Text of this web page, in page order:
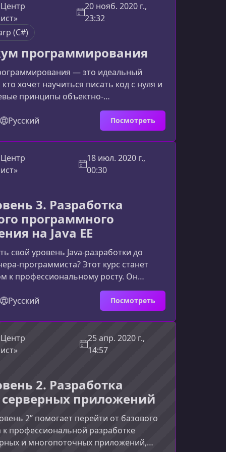
распределенный
который применяется в
архитектуре, система
20 нояб. 2020 г.,
23:32
(C#)
программирования
— это идеальный
кто хочет научиться писать код с нуля и
принципы объектно-
программирования (ООП) на Java
быстро освоить базовые
логику программ и первые шаги к
приложений.Особенности
ориентирована на новичков и
раскрывает необходимые знания
изучения Java и C#. Все темы с
Русский Посмотреть
18 июл. 2020 г.,
00:30
3. Разработка
программного
на Java EE
свой уровень Java-разработки до
программиста? Этот курс станет
к профессиональному росту. Он
на практику, современные
реальные серверные технологии Java
в проектах среднего и
уровня. Пройдя обучение, вы
позиционировать себя как
уровня Middle.Для кого
подходит разработчикам, ко
Русский Посмотреть
25 апр. 2020 г.,
14:57
2. Разработка
серверных приложений
2” помогает перейти от базового
к профессиональной разработке
и многопоточных приложений,